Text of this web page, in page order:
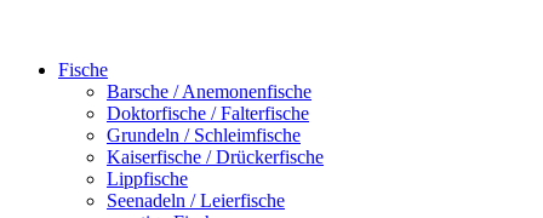
Fische
Barsche / Anemonenfische
Doktorfische / Falterfische
Grundeln / Schleimfische
Kaiserfische / Drückerfische
Lippfische
Seenadeln / Leierfische